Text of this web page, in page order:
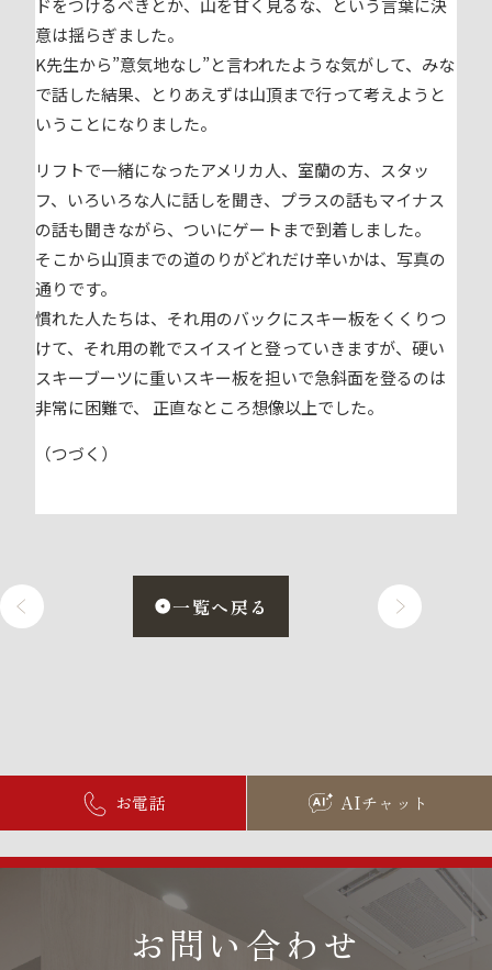
意は揺らぎました。
K先生から”意気地なし”と言われたような気がして、みな
で話した結果、とりあえずは山頂まで行って考えようと
いうことになりました。
リフトで一緒になったアメリカ人、室蘭の方、スタッ
フ、いろいろな人に話しを聞き、プラスの話もマイナス
の話も聞きながら、ついにゲートまで到着しました。
そこから山頂までの道のりがどれだけ辛いかは、写真の
通りです。
慣れた人たちは、それ用のバックにスキー板をくくりつ
けて、それ用の靴でスイスイと登っていきますが、硬い
スキーブーツに重いスキー板を担いで急斜面を登るのは
非常に困難で、 正直なところ想像以上でした。
（つづく）
一覧へ戻る
お電話 AIチャット
お問い合わせ